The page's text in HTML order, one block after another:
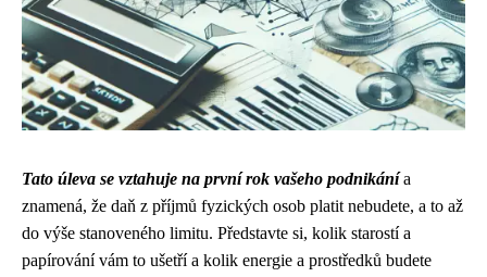
Tato úleva se vztahuje na první rok vašeho podnikánía
znamená, že daň z příjmů fyzických osob platit nebudete, a to až
do výše stanoveného limitu. Představte si, kolik starostí a
papírování vám to ušetří a kolik energie a prostředků budete